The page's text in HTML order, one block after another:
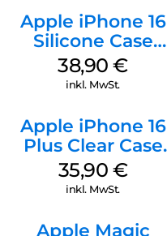
Apple iPhone 16
Silicone Case
MagSafe
Ultramarine
38,90€
inkl. MwSt.
Apple iPhone 16
Plus Clear Case
MagSafe
Transparent
35,90 €
inkl. MwSt.
Apple Magic